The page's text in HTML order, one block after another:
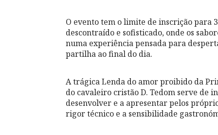
O evento tem o limite de inscrição para
descontraído e sofisticado, onde os
numa experiência pensada para
partilha ao final do dia.
A trágica Lenda do amor proibido da
do cavaleiro cristão D. Tedom serve de
desenvolver e a apresentar pelos
rigor técnico e a sensibilidade